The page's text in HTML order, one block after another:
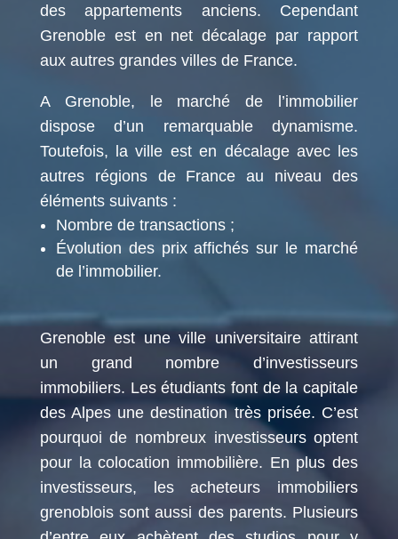
des appartements anciens. Cependant
Grenoble est en net décalage par rapport
aux autres grandes villes de France.
A Grenoble, le marché de l’immobilier
dispose d’un remarquable dynamisme.
Toutefois, la ville est en décalage avec les
autres régions de France au niveau des
éléments suivants :
Nombre de transactions ;
Évolution des prix affichés sur le marché
de l’immobilier.
Grenoble est une ville universitaire attirant
un grand nombre d’investisseurs
immobiliers. Les étudiants font de la capitale
des Alpes une destination très prisée. C’est
pourquoi de nombreux investisseurs optent
pour la colocation immobilière. En plus des
investisseurs, les acheteurs immobiliers
grenoblois sont aussi des parents. Plusieurs